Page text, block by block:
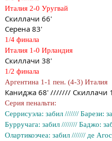
Италия 2-0 Уругвай
Скиллачи 66'
Серена 83'
1/4 финала
Италия 1-0 Ирландия
Скиллачи 38'
1/2 финала
Аргентина 1-1 пен. (4-3) Италия
Каниджа 68' /////// Скиллачи
Серия пенальти:
Серрисуэла: забил /////// Барези:
Бурручага: забил //////// Баджо:
Олартикоэчеа: забил /////// де